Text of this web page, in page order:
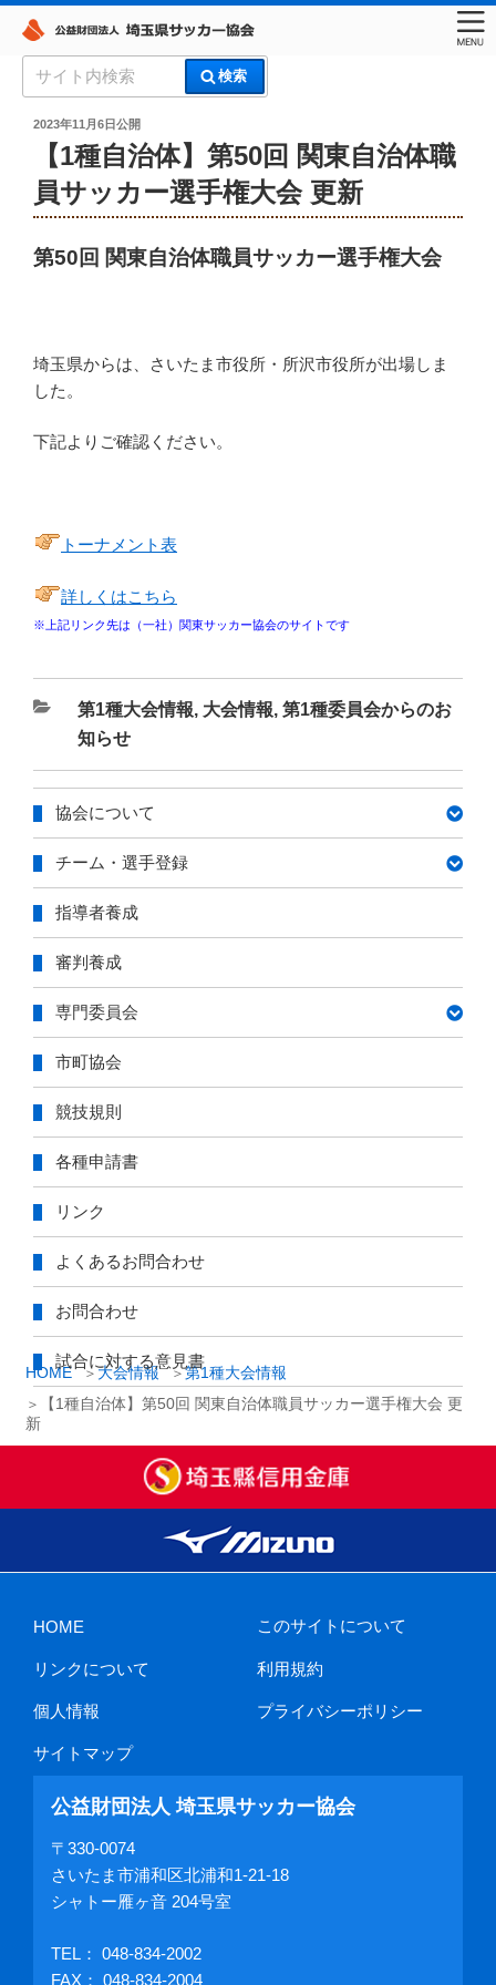
索:
検索
埼玉県サッカー協会
HOME 大会情報
第1種大会情報
【1種自治体】第50回 関東自治体職員サッカー選手権大会 更
新
投
2023年11月6日公開
【1種自治体】第50回 関東自治体職
員サッカー選手権大会 更新
第50回 関東自治体職員サッカー選手権大会
埼玉県からは、さいたま市役所・所沢市役所が出場しま
した。
下記よりご確認ください。
トーナメント表
詳しくはこちら
※上記リンク先は（一社）関東サッカー協会のサイトです
カ
テ
ゴ
ー
第1種大会情報, 大会情報, 第1種委員会からのお
知らせ
協会について
チーム・選手登録
指導者養成
審判養成
専門委員会
市町協会
競技規則
各種申請書
リンク
よくあるお問合わせ
お問合わせ
試合に対する意見書
HOME このサイトについて
リンクについて 利用規約
個人情報 プライバシーポリシー
サイトマップ
公益財団法人 埼玉県サッカー協会
〒330-0074
さいたま市浦和区北浦和1-21-18
シャトー雁ヶ音 204号室
TEL： 048-834-2002
FAX： 048-834-2004